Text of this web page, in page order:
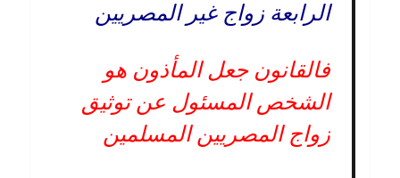
الرابعة زواج غير المصريين
فالقانون جعل المأذون هو
الشخص المسئول عن توثيق
زواج المصريين المسلمين